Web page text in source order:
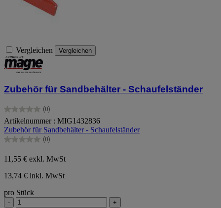
Vergleichen Vergleichen
Zubehör für Sandbehälter - Schaufelständer
(0)
0.0
von
5
Sternen.
Artikelnummer : MIG1432836
Zubehör für Sandbehälter - Schaufelständer
(0)
0.0
5
11,55 € exkl. MwSt
13,74 € inkl. MwSt
pro Stück
- +